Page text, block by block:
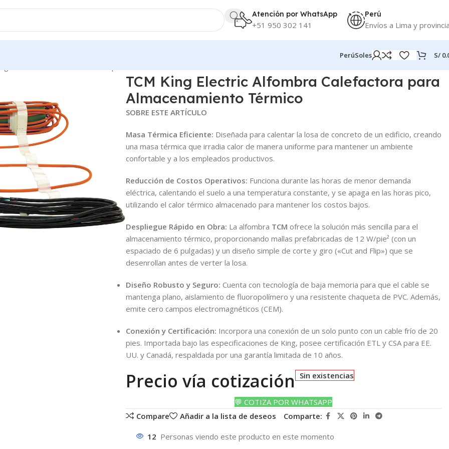
Atención por WhatsApp
+51 950 302 141
Perú
Envíos a Lima y
PerúSoles S/
TCM King Electric Alfombra Calefactora para
Almacenamiento Térmico
SOBRE ESTE ARTÍCULO
Masa Térmica Eficiente: Diseñada para calentar la losa de concreto de un edificio, creando
una masa térmica que irradia calor de manera uniforme para mantener un ambiente
confortable y a los empleados productivos.
Reducción de Costos Operativos: Funciona durante las horas de menor demanda
eléctrica, calentando el suelo a una temperatura constante, y se apaga en las horas pico,
utilizando el calor térmico almacenado para mantener los costos bajos.
Despliegue Rápido en Obra: La alfombra TCM ofrece la solución más sencilla para el
almacenamiento térmico, proporcionando mallas prefabricadas de 12 W/pie² (con un
espaciado de 6 pulgadas) y un diseño simple de corte y giro («Cut and Flip») que se
desenrollan antes de verter la losa.
Diseño Robusto y Seguro: Cuenta con tecnología de baja memoria para que el cable se
mantenga plano, aislamiento de fluoropolímero y una resistente chaqueta de PVC. Además,
emite cero campos electromagnéticos (CEM).
Conexión y Certificación: Incorpora una conexión de un solo punto con un cable frío de 20
pies. Importada bajo las especificaciones de King, posee certificación ETL y CSA para EE.
UU. y Canadá, respaldada por una garantía limitada de 10 años.
Precio vía cotización Sin existencias
💬 COTIZA POR WHATSAPP
Compare
Añadir a la lista de deseos Comparte:
12 Personas viendo este producto en este momento